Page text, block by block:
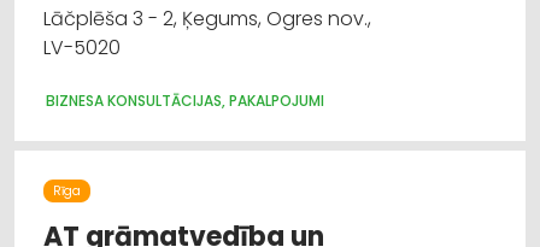
Lāčplēša 3 - 2, Ķegums, Ogres nov.,
LV-5020
BIZNESA KONSULTĀCIJAS, PAKALPOJUMI
Rīga
AT grāmatvedība un